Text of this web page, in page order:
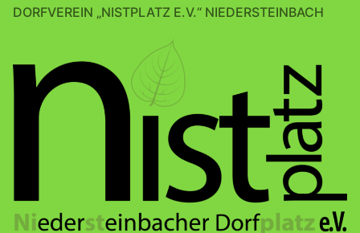
DORFVEREIN „NISTPLATZ E.V.“ NIEDERSTEINBACH